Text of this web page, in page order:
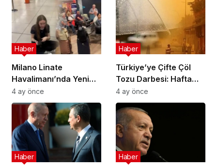
Ev Sahipliği Yapacak
Operasyon
Milano Linate
Havalimanı’nda Yeni
Sınır Kontrol Sistemi
Aksaklıklara Yol Açtı
Haber
4 ay önce
Türkiye’ye Çifte Çöl
Tozu Darbesi: Hafta
Sonu Çamur Yağacak!
Haber
4 ay önce
Haber Haber